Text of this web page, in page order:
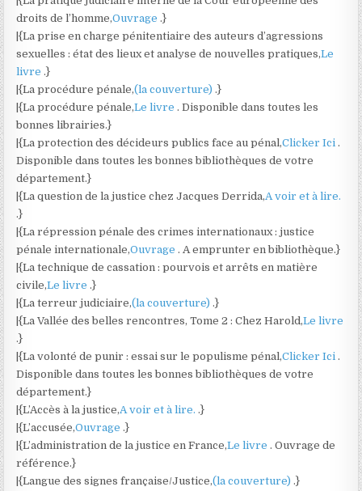
droits de l’homme,Ouvrage .}
|{La prise en charge pénitentiaire des auteurs d’agressions
sexuelles : état des lieux et analyse de nouvelles pratiques,Le
livre .}
|{La procédure pénale,(la couverture) .}
|{La procédure pénale,Le livre . Disponible dans toutes les
bonnes librairies.}
|{La protection des décideurs publics face au pénal,Clicker Ici .
Disponible dans toutes les bonnes bibliothèques de votre
département.}
|{La question de la justice chez Jacques Derrida,A voir et à lire.
.}
|{La répression pénale des crimes internationaux : justice
pénale internationale,Ouvrage . A emprunter en bibliothèque.}
|{La technique de cassation : pourvois et arrêts en matière
civile,Le livre .}
|{La terreur judiciaire,(la couverture) .}
|{La Vallée des belles rencontres, Tome 2 : Chez Harold,Le livre
.}
|{La volonté de punir : essai sur le populisme pénal,Clicker Ici .
Disponible dans toutes les bonnes bibliothèques de votre
département.}
|{L’Accès à la justice,A voir et à lire. .}
|{L’accusée,Ouvrage .}
|{L’administration de la justice en France,Le livre . Ouvrage de
référence.}
|{Langue des signes française/Justice,(la couverture) .}